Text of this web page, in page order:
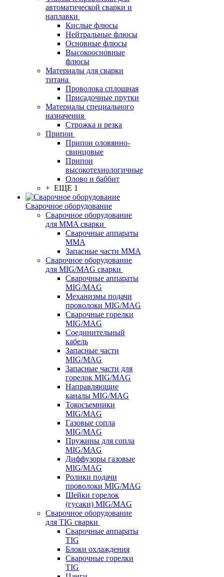
автоматической сварки и
наплавки
Кислые флюсы
Нейтральные флюсы
Основные флюсы
Высокоосновные
флюсы
Материалы для сварки
титана
Проволока сплошная
Присадочные прутки
Материалы специального
назначения
Строжка и резка
Припои
Припои оловянно-
свинцовые
Припои
высокотехнологичные
Олово и баббит
+ ЕЩЕ 1
Сварочное оборудование
Сварочное оборудование
для MMA сварки
Сварочные аппараты
MMA
Запасные части MMA
Сварочное оборудование
для MIG/MAG сварки
Сварочные аппараты
MIG/MAG
Механизмы подачи
проволоки MIG/MAG
Сварочные горелки
MIG/MAG
Соединительный
кабель
Запасные части
MIG/MAG
Запасные части для
горелок MIG/MAG
Направляющие
каналы MIG/MAG
Токосъемники
MIG/MAG
Газовые сопла
MIG/MAG
Пружины для сопла
MIG/MAG
Диффузоры газовые
MIG/MAG
Ролики подачи
проволоки MIG/MAG
Шейки горелок
(гусаки) MIG/MAG
Сварочное оборудование
для TIG сварки
Сварочные аппараты
TIG
Блоки охлаждения
Сварочные горелки
TIG